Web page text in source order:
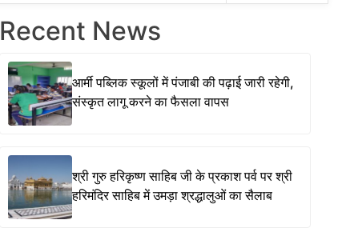
Recent News
आर्मी पब्लिक स्कूलों में पंजाबी की पढ़ाई जारी रहेगी,
संस्कृत लागू करने का फैसला वापस
श्री गुरु हरिकृष्ण साहिब जी के प्रकाश पर्व पर श्री
हरिमंदिर साहिब में उमड़ा श्रद्धालुओं का सैलाब